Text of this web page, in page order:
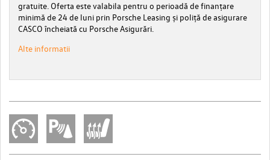
gratuite. Oferta este valabila pentru o perioadă de finanțare
minimă de 24 de luni prin Porsche Leasing și poliță de asigurare
CASCO încheiată cu Porsche Asigurări.
Alte informatii